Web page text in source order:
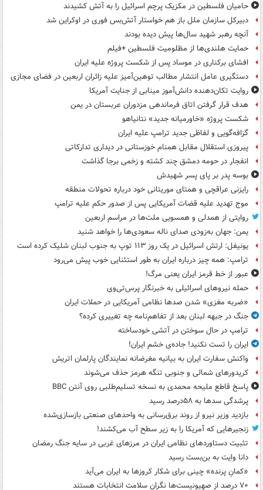
حامیان فلسطین در مکزیک پرچم اسرائیل را به آتش کشیدند
دبیرکل سازمان ملل باز هم خواستار آتش‌بس فوری در اوکراین شد
آنچه رهبر شهید سال‌ها پیش دیده بودند
حمایت هلندی‌ها از مظلومیت فلسطین +فیلم
افشای برکناری در موساد پس از شکست پروژه علیه ایران
دستگیری عامل انتشار مطالب توهین‌آمیز علیه زائران اربعین در فضای مجازی
روایت تکان‌دهنده دانش‌آموز مینابی از جنایت آمریکا
هدف قرار گرفتن اتاق‌ فرماندهی مزدوران عربستان در یمن
شکست پروژه «خاورمیانه جدید» نتانیاهو
گزافه‌گویی و لفاظی جدید ترامپ علیه ایران
پیروزی استقلال مقابل همنام خوزستانی در دیداری تدارکاتی
انفجار در حومه دمشق چند کشته و زخمی برجا گذاشت
بوسه‌ پدر بر پای پسر شهیدش
رایزنی عراقچی و همتای موریتانی خود درباره تحولات منطقه
موج تهدید علیه قضات آمریکایی پس از صدور حکم علیه ترامپ
روایتی از همدلی و همسویی ملت‌ها در مراسم اربعین
یمن: جهان به‌زودی صدای ناله سعودی‌ها را خواهد شنید
یونیفل: ارتش اسرائیل در یک روز ۱۱۳ توپ به جنوب لبنان شلیک کرده است
ترامپ: همه چیز درباره ایران به طور استثنایی خوب پیش می‌رود
عبور از خط قرمز ایران یعنی مرگ!
حمله نیروهای اسرائیلی به خبرنگار پرس‌تی‌وی
«ضربه مغزی» شدن صدها نظامی آمریکایی در حملات ایران
جنگ در جبهه لبنان بعد از تفاهم‌نامه چه تغییری کرده؟
ترامپ در حال سوختن در آتشی خودساخته
ایران را تست نکنید! جاده‌ی خشم ایران!
واکنش سفارت ایران به بیانیه مغرضانه نمایندگان پارلمان اتریش
کریدورهای شمالی و جنوبی تنگه هرمز حذف می‌شوند
پاسخ قاطع ملیحه محمدی به نسخه تسلیم‌طلبی روی آنتن BBC
پرشدگی سدها به ۵۸درصد رسید
بازدید وزیر نیرو از روند برق‌رسانی به واحدهای صنعتی بازسازی‌شده
زنجیرهایی که آمریکا را به زیر سطح آب می‌کشند!
تثبیت دستاوردهای نظامی ایران در مرزهای غربی در سایه جنگ رمضان
دانا وایت به بن‌بست رسید
«کمانِ پرنده» چینی برای شکار کروزها به ایران می‌آید
۷۰ درصد از صهیونیست‌ها نگران سلامت انتخابات هستند